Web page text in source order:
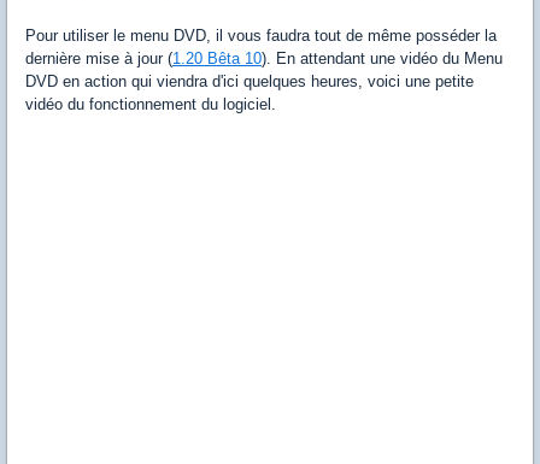
Pour utiliser le menu DVD, il vous faudra tout de même posséder la
dernière mise à jour (1.20 Bêta 10). En attendant une vidéo du Menu
DVD en action qui viendra d'ici quelques heures, voici une petite
vidéo du fonctionnement du logiciel.